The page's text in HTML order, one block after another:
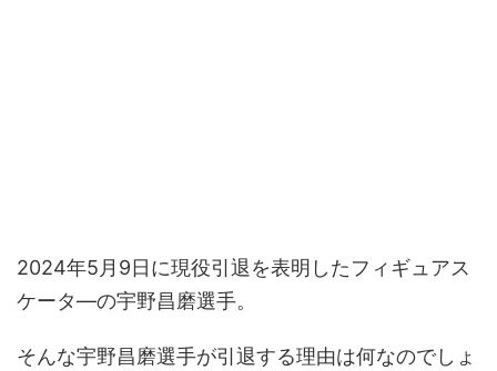
2024年5月9日に現役引退を表明したフィギュアス
ケータ―の宇野昌磨選手。
そんな宇野昌磨選手が引退する理由は何なのでしょ